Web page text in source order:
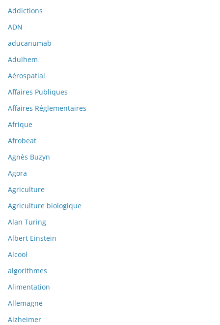
Addictions
ADN
aducanumab
Adulhem
Aérospatial
Affaires Publiques
Affaires Réglementaires
Afrique
Afrobeat
Agnès Buzyn
Agora
Agriculture
Agriculture biologique
Alan Turing
Albert Einstein
Alcool
algorithmes
Alimentation
Allemagne
Alzheimer